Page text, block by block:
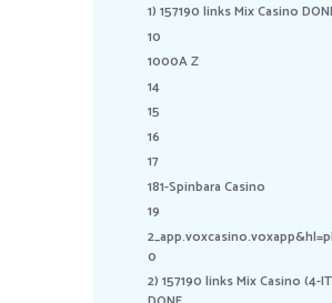
1) 157190 links Mix Casino
10
1000A Z
14
15
16
17
181-Spinbara Casino
19
0
2) 157190 links Mix Casino (4-